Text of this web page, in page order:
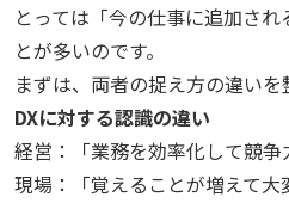
とっては「今の仕事に追加さ
とが多いのです。
まずは、両者の捉え方の違いを
DXに対する認識の違い
経営：「業務を効率化して競争
現場：「覚えることが増えて大